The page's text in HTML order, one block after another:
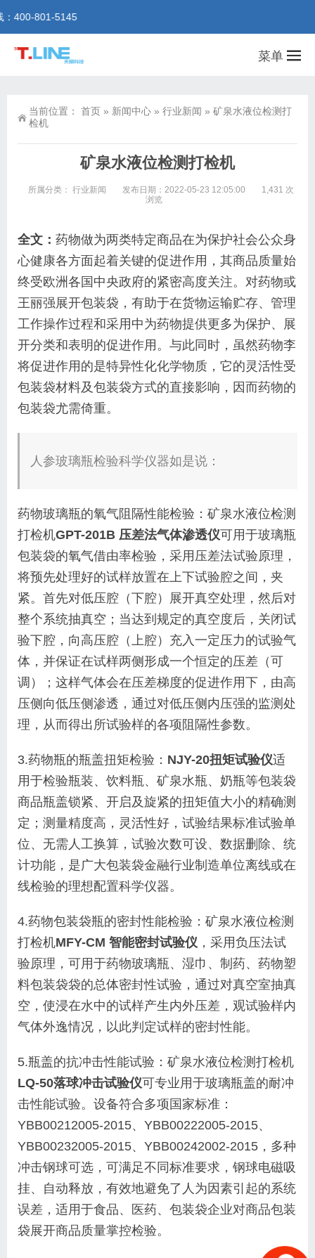
400-801-5145
菜单
当前位置： 首页 » 新闻中心 » 行业新闻 » 矿泉水液位检测打
检机
矿泉水液位检测打检机
所属分类： 行业新闻 发布日期：2022-05-23 12:05:00
1,431 次
浏览
全文： 药物做为两类特定商品在为保护社会公众身
心健康各方面起着关键的促进作用，其商品质量始
终受欧洲各国中央政府的紧密高度关注。对药物或
王丽强展开包装袋，有助于在货物运输贮存、管理
工作操作过程和采用中为药物提供更多为保护、展
开分类和表明的促进作用。与此同时，虽然药物李
将促进作用的是特异性化化学物质，它的灵活性受
包装袋材料及包装袋方式的直接影响，因而药物的
包装袋尤需倚重。
人参玻璃瓶检验科学仪器如是说：
药物玻璃瓶的氧气阻隔性能检验：矿泉水液位检测
打检机GPT-201B 压差法气体渗透仪可用于玻璃瓶
包装袋的氧气借由率检验，采用压差法试验原理，
将预先处理好的试样放置在上下试验腔之间，夹
紧。首先对低压腔（下腔）展开真空处理，然后对
整个系统抽真空；当达到规定的真空度后，关闭试
验下腔，向高压腔（上腔）充入一定压力的试验气
体，并保证在试样两侧形成一个恒定的压差（可
调）；这样气体会在压差梯度的促进作用下，由高
压侧向低压侧渗透，通过对低压侧内压强的监测处
理，从而得出所试验样的各项阻隔性参数。
3.药物瓶的瓶盖扭矩检验： NJY-20扭矩试验仪适
用于检验瓶装、饮料瓶、矿泉水瓶、奶瓶等包装袋
商品瓶盖锁紧、开启及旋紧的扭矩值大小的精确测
定；测量精度高，灵活性好，试验结果标准试验单
位、无需人工换算，试验次数可设、数据删除、统
计功能，是广大包装袋金融行业制造单位离线或在
线检验的理想配置科学仪器。
4.药物包装袋瓶的密封性能检验：矿泉水液位检测
打检机MFY-CM 智能密封试验仪 ，采用负压法试
验原理，可用于药物玻璃瓶、湿巾、制药、药物塑
料包装袋袋的总体密封性试验，通过对真空室抽真
空，使浸在水中的试样产生内外压差，观试验样内
气体外逸情况，以此判定试样的密封性能。
5.瓶盖的抗冲击性能试验：矿泉水液位检测打检机
LQ-50落球冲击试验仪可专业用于玻璃瓶盖的耐冲
击性能试验。设备符合多项国家标准：
YBB00212005-2015、YBB00222005-2015、
YBB00232005-2015、YBB00242002-2015，多种
冲击钢球可选，可满足不同标准要求，钢球电磁吸
挂、自动释放，有效地避免了人为因素引起的系统
误差，适用于食品、医药、包装袋企业对商品包装
袋展开商品质量掌控检验。